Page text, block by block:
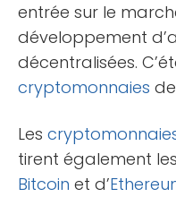
entrée sur le
développement
décentralisées.
cryptomonnaies
Les
tirent également
Bitcoin et d’